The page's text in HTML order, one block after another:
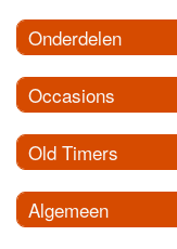
Onderdelen
Occasions
Old Timers
Algemeen